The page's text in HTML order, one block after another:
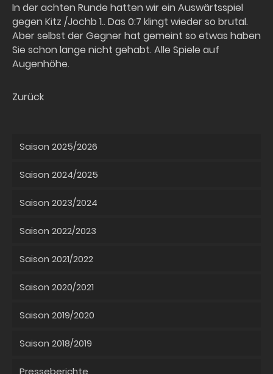
In der achten Runde hatten wir ein Auswärtsspiel
gegen Kitz /Jochb 1.. Das 0:7 klingt wieder so brutal.
Aber selbst der Gegner hat gemeint so etwas haben
Sie schon lange nicht gehabt. Alle Spiele auf
Augenhöhe.
Zurück
Saison 2025/2026
Saison 2024/2025
Saison 2023/2024
Saison 2022/2023
Saison 2021/2022
Saison 2020/2021
Saison 2019/2020
Saison 2018/2019